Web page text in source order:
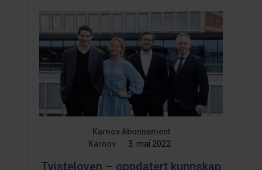
Karnov Abonnement
Karnov
3. mai 2022
Tvisteloven – oppdatert kunnskap